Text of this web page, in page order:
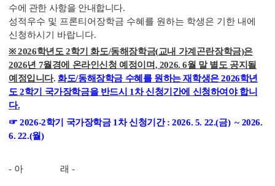
수에 관한 사항을 안내합니다.
성적우수 및 프론티어장학금 수혜를 원하는 학생은 기한 내에
신청하시기 바랍니다.
※ 2026학년도 2학기 화도/동해장학금(교내 가계곤란장학금)은
2026년 7월경에 온라인신청 예정이며, 2026. 6월 말 별도 공지될
예정입니다.화도/동해장학금 수혜를 원하는 재학생은2026학년
도 2학기 국가장학금을 반드시 1차 신청기간에 신청하여야 합니
다.
☞2026-2학기 국가장학금 1 차 신청기간: 2026. 5. 22.(금) ~ 2026.
6. 22.(월)
- 아 래 -